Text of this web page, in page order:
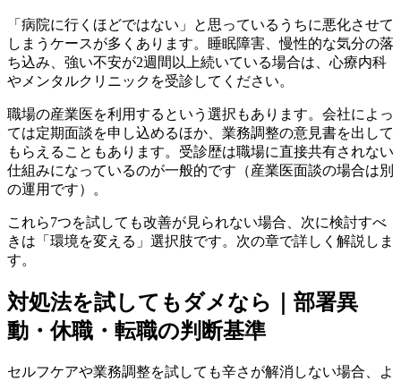
「病院に行くほどではない」と思っているうちに悪化させて
しまうケースが多くあります。睡眠障害、慢性的な気分の落
ち込み、強い不安が2週間以上続いている場合は、心療内科
やメンタルクリニックを受診してください。
職場の産業医を利用するという選択もあります。会社によっ
ては定期面談を申し込めるほか、業務調整の意見書を出して
もらえることもあります。受診歴は職場に直接共有されない
仕組みになっているのが一般的です（産業医面談の場合は別
の運用です）。
これら7つを試しても改善が見られない場合、次に検討すべ
きは「環境を変える」選択肢です。次の章で詳しく解説しま
す。
対処法を試してもダメなら｜部署異
動・休職・転職の判断基準
セルフケアや業務調整を試しても辛さが解消しない場合、よ